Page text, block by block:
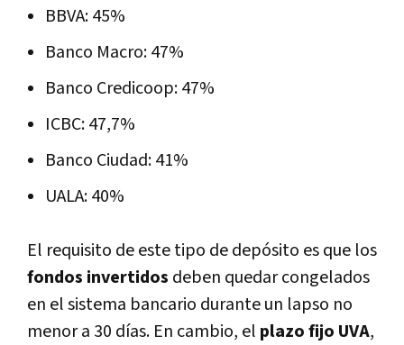
BBVA: 45%
Banco Macro: 47%
Banco Credicoop: 47%
ICBC: 47,7%
Banco Ciudad: 41%
UALA: 40%
El requisito de este tipo de depósito es que los
fondos invertidos deben quedar congelados
en el sistema bancario durante un lapso no
menor a 30 días. En cambio, el plazo fijo UVA,